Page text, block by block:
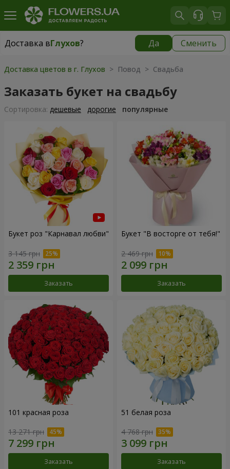
Доставка вГлухов? Да Сменить
Доставка вГлухов|
Доставка цветов в г. Глухов > Повод > Свадьба
Заказать букет на свадьбу
Cортировка: дешевые дорогие популярные
Букет роз "Карнавал любви"
3 145 грн
Заказать
Букет "В восторге от тебя!"
2 469 грн
Заказать
101 красная роза
13 271 грн
Заказать
51 белая роза
4 768 грн
Заказать